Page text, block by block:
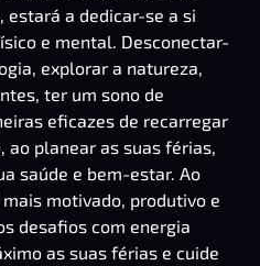
a dedicar-se a si
e mental. Desconectar-
explorar a natureza,
ter um sono de
eficazes de recarregar
ao planear as suas férias,
saúde e bem-estar. Ao
mais motivado, produtivo e
desafios com energia
as suas férias e cuide